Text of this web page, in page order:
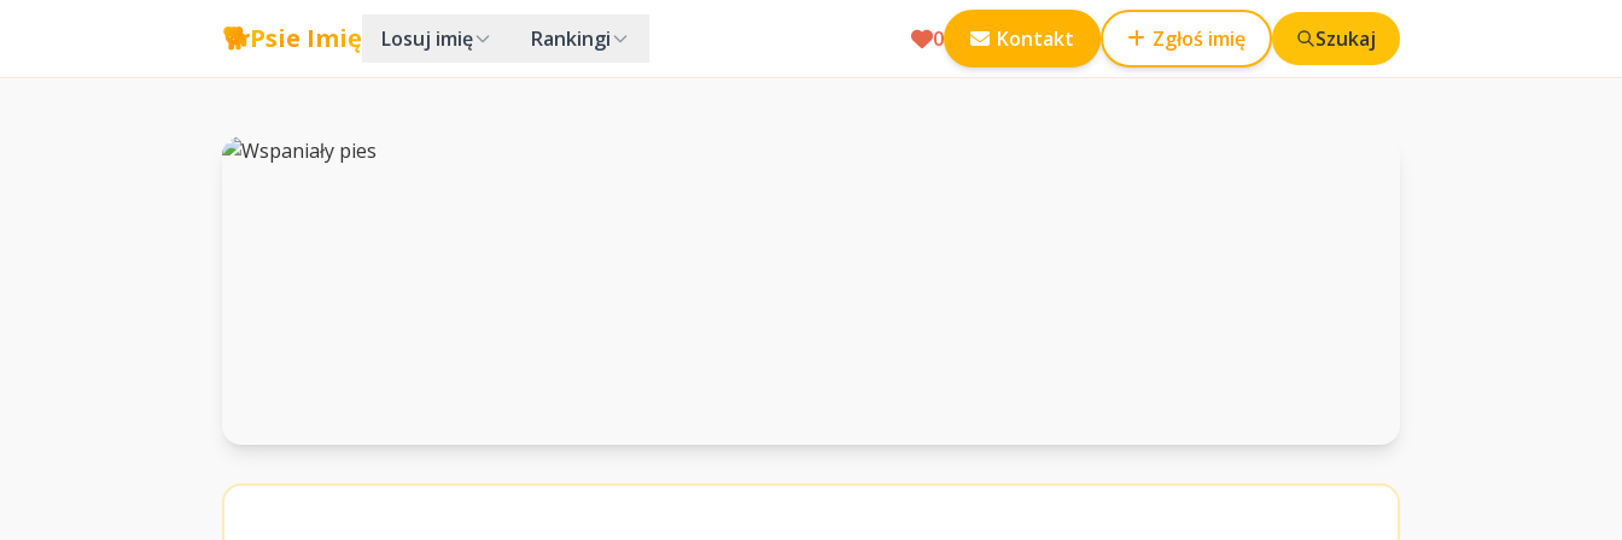
🐕Psie Imię Losuj imię Rankingi 0 Kontakt Zgłoś imię Szukaj